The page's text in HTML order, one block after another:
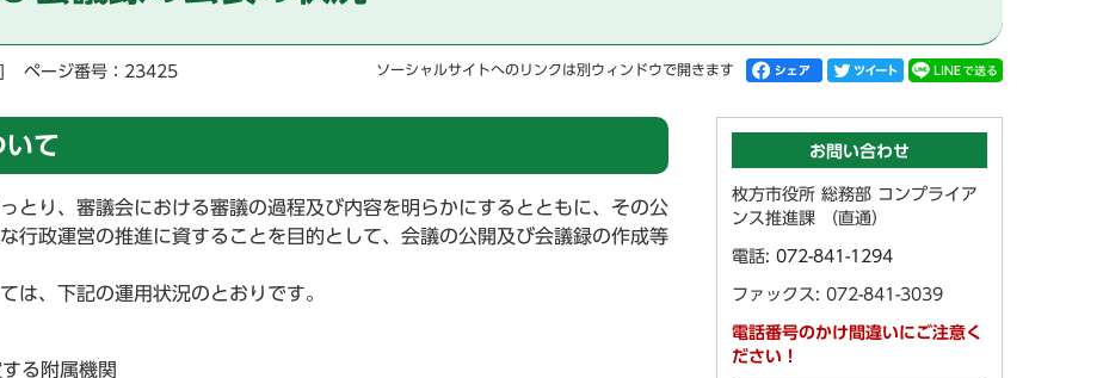
ページ番号：23425 ソーシャルサイトへのリンクは別ウィンドウで開きます
いて
とり、審議会における審議の過程及び内容を明らかにするとともに、その公
行政運営の推進に資することを目的として、会議の公開及び会議録の作成等
、下記の運用状況のとおりです。
る附属機関
お問い合わせ
枚方市役所 総務部 コンプライア
ンス推進課 （直通）
電話: 072-841-1294
ファックス: 072-841-3039
電話番号のかけ間違いにご注意く
ださい！